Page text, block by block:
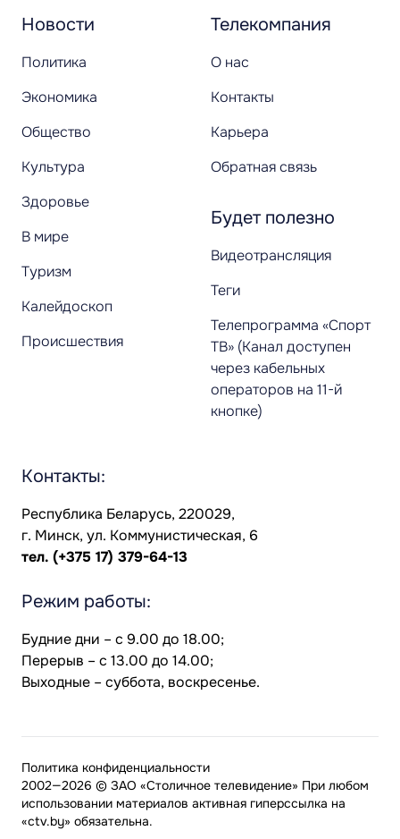
Новости
Политика
Экономика
Общество
Культура
Здоровье
В мире
Туризм
Калейдоскоп
Происшествия
Телекомпания
О нас
Контакты
Карьера
Обратная связь
Будет полезно
Видеотрансляция
Теги
Телепрограмма «Спорт
ТВ» (Канал доступен
через кабельных
операторов на 11-й
кнопке)
Контакты:
Республика Беларусь, 220029,
г. Минск, ул. Коммунистическая, 6
тел. (+375 17) 379-64-13
Режим работы:
Будние дни – с 9.00 до 18.00;
Перерыв – с 13.00 до 14.00;
Выходные – суббота, воскресенье.
2002—2026 © ЗАО «Столичное телевидение» При любом
использовании материалов активная гиперссылка на
«ctv.by» обязательна.
Политика конфиденциальности